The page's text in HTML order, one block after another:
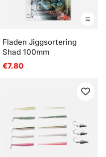
Fladen Jiggsortering
Shad 100mm
€7.80